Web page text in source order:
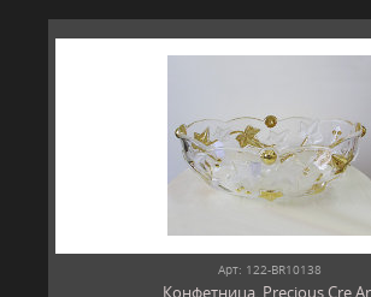
Арт: 122-BR10138
Конфетница, Precious Cre